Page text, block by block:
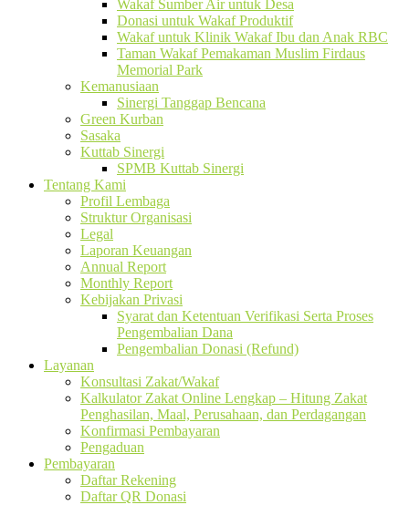
Wakaf Sumber Air untuk Desa
Donasi untuk Wakaf Produktif
Wakaf untuk Klinik Wakaf Ibu dan Anak RBC
Taman Wakaf Pemakaman Muslim Firdaus
Memorial Park
Kemanusiaan
Sinergi Tanggap Bencana
Green Kurban
Sasaka
Kuttab Sinergi
SPMB Kuttab Sinergi
Tentang Kami
Profil Lembaga
Struktur Organisasi
Legal
Laporan Keuangan
Annual Report
Monthly Report
Kebijakan Privasi
Syarat dan Ketentuan Verifikasi Serta Proses
Pengembalian Dana
Pengembalian Donasi (Refund)
Layanan
Konsultasi Zakat/Wakaf
Kalkulator Zakat Online Lengkap – Hitung Zakat
Penghasilan, Maal, Perusahaan, dan Perdagangan
Konfirmasi Pembayaran
Pengaduan
Pembayaran
Daftar Rekening
Daftar QR Donasi